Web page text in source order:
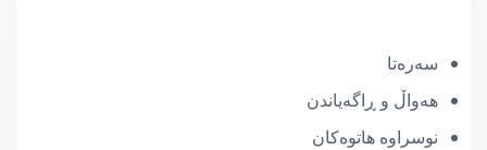
سەرەتا
هەواڵ و ڕاگەیاندن
نوسراوە هاتوەکان